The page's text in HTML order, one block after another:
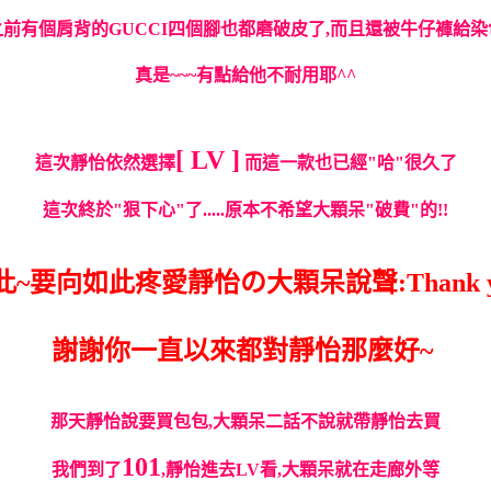
前有個肩背的GUCCI四個腳也都磨破皮了,而且還被牛仔褲給染
真是~~~有點給他不耐用耶^^
這次靜怡依然選擇[ LV ] 而這一款也已經"哈"很久了
這次終於"狠下心"了.....原本不希望大顆呆"破費"的!!
~要向如此疼愛靜怡の大顆呆說聲:Thank
謝謝你一直以來都對靜怡那麼好~
那天靜怡說要買包包,大顆呆二話不說就帶靜怡去買
我們到了101,靜怡進去LV看,大顆呆就在走廊外等